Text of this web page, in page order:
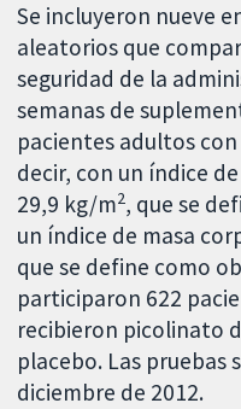
Se incluyeron nueve
aleatorios que
seguridad de la
semanas de
pacientes adultos
decir, con un índice
29,9 kg/m2, que se
un índice de masa
que se define como
participaron 622
recibieron picolinato
placebo. Las pruebas
diciembre de 2012.